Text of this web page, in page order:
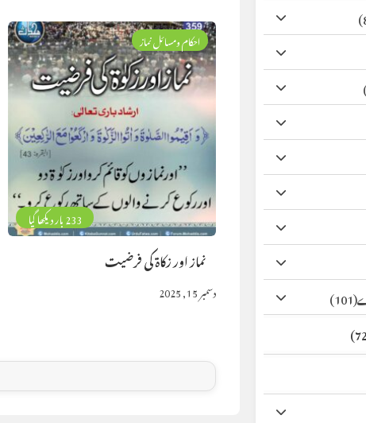
233 بار دیکھا گیا
احکام ومسائل نماز
نماز اور زکاۃ کی فرضیت
دسمبر 15, 2025
(101)